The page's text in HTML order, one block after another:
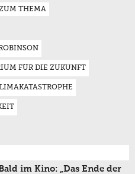
THEMA
FÜR DIE ZUKUNFT
im Kino: „Das Ende der